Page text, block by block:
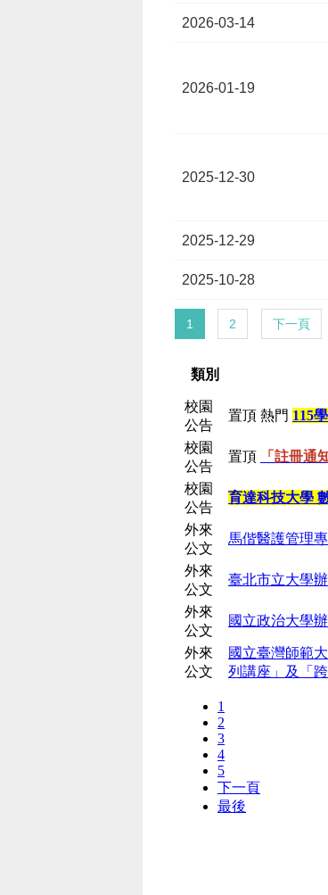
2026-03-14
2026-01-19
2025-12-30
2025-12-29
2025-10-28
1 2 下一頁